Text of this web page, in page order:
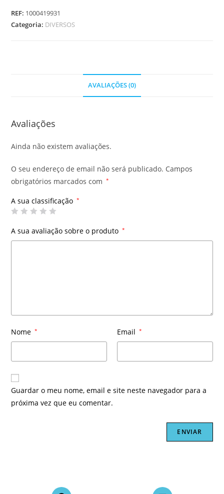
REF: 1000419931
Categoria: DIVERSOS
AVALIAÇÕES (0)
Avaliações
Ainda não existem avaliações.
O seu endereço de email não será publicado. Campos
obrigatórios marcados com
*
A sua classificação *
A sua avaliação sobre o produto *
Nome * Email *
Guardar o meu nome, email e site neste navegador para a
próxima vez que eu comentar.
Opens
Opens